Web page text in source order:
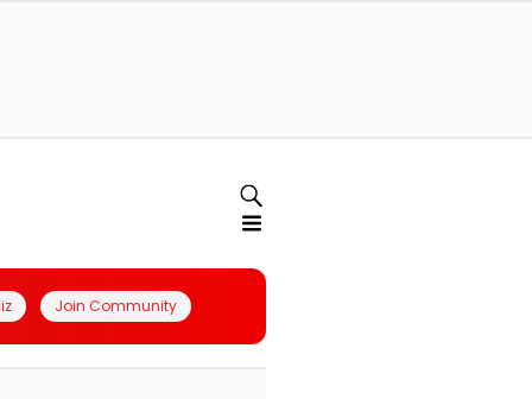
Join Community